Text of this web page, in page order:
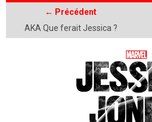
← Précédent
AKA Que ferait Jessica ?